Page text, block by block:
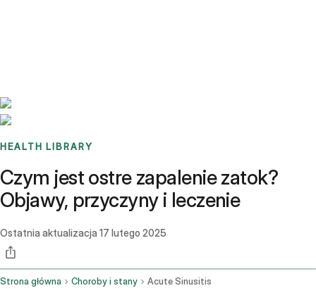
HEALTH LIBRARY
Czym jest ostre zapalenie zatok?
Objawy, przyczyny i leczenie
Ostatnia aktualizacja 17 lutego 2025
Strona główna Choroby i stany Acute Sinusitis